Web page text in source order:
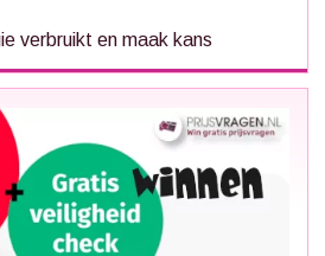
verbruikt en maak kans